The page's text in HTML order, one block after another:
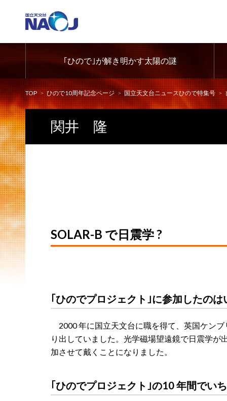
｢ひので｣が解き明かす太陽の謎
TOP ひので10周年記念ページ 国立天文台ニュースひので特集号
関井 隆
SOLAR-B で日震学 ?
｢ひのでプロジェクト｣に参加したの
2000 年に国立天文台に職を得て、英国ケン
り出していました。光学磁場望遠鏡で日震学
加させて戴くことになりました。
｢ひのでプロジェクト｣の10 年間でい